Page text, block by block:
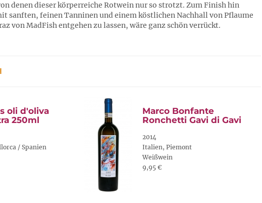
denen dieser körperreiche Rotwein nur so strotzt. Zum Finish hin
sanften, feinen Tanninen und einem köstlichen Nachhall von Pflaume
von MadFish entgehen zu lassen, wäre ganz schön verrückt.
oli d'oliva
250ml
/ Spanien
Marco Bonfante
Ronchetti Gavi di Gavi
2014
Italien, Piemont
Weißwein
9,95 €